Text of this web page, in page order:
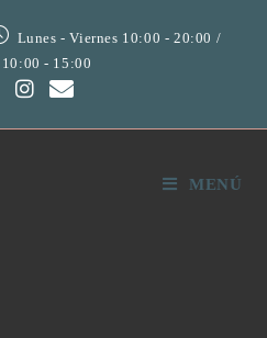
Lunes - Viernes 10:00 - 20:00 /
10:00 - 15:00
MENÚ